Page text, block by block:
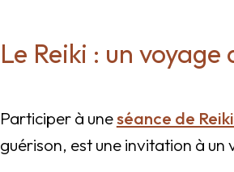
Le Reiki : un
Participer à uneséance de
guérison, est une invitation à